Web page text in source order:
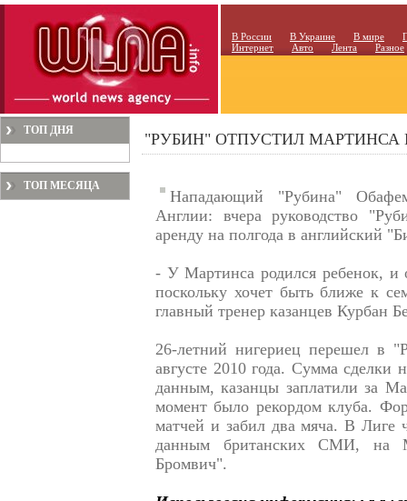
В России В Украине В мире
Интернет
Авто Лента Разное
ТОП ДНЯ
ТОП МЕСЯЦА
"РУБИН" ОТПУСТИЛ
Нападающий "Рубина"
Англии: вчера руководство
аренду на полгода в английский
- У Мартинса родился ребенок, и
поскольку хочет быть ближе к
главный тренер казанцев Курбан
26-летний нигериец перешел в
августе 2010 года. Сумма сделки
данным, казанцы заплатили за
момент было рекордом клуба.
матчей и забил два мяча. В Лиге
данным британских СМИ, на
Бромвич".